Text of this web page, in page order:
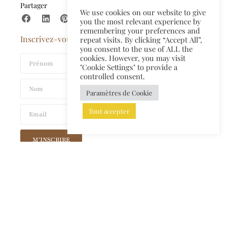
Partager
Inscrivez-vous à la newsletter​
M'INSCRIRE
We use cookies on our website to give
you the most relevant experience by
remembering your preferences and
repeat visits. By clicking “Accept All”,
you consent to the use of ALL the
cookies. However, you may visit
"Cookie Settings" to provide a
controlled consent.
Paramètres de Cookie
Tout accepter